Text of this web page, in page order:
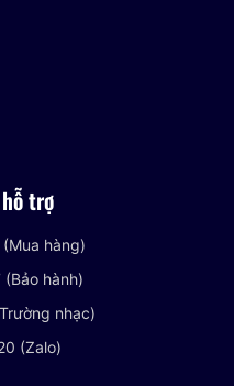
trợ
hàng)
hành)
nhạc)
(Zalo)